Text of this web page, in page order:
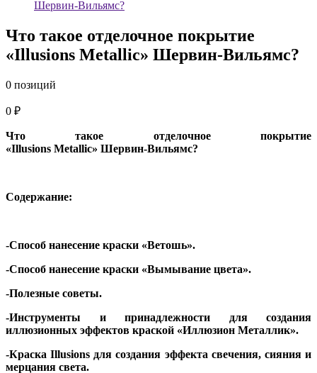
Шервин-Вильямс?
Что такое отделочное покрытие
«Illusions Metallic» Шервин-Вильямс?
0 позиций
0 ₽
Что такое отделочное покрытие
«Illusions Metallic» Шервин-Вильямс?
Содержание:
-Способ нанесение краски «Ветошь».
-Способ нанесение краски «Вымывание цвета».
-Полезные советы.
-Инструменты и принадлежности для создания
иллюзионных эффектов краской «Иллюзион Металлик».
-Краска Illusions для создания эффекта свечения, сияния и
мерцания света.